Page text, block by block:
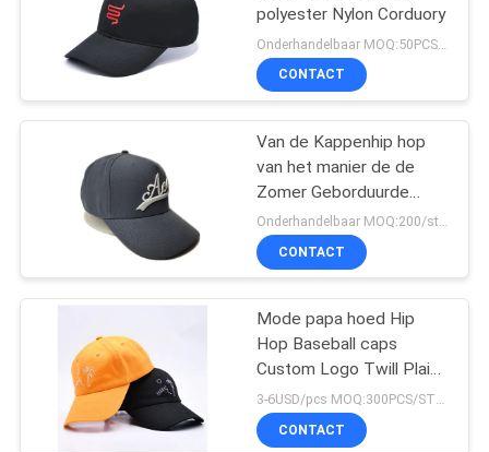
polyester Nylon Corduory
CONTACT
Van de Kappenhip hop
van het manier de de
Zomer Geborduurde
Honkbal de
Vrachtwagenchauffeurhoed
Openluchtbescherming
Onderhandelbaar MOQ:200/style
CONTACT
Mode papa hoed Hip
Hop Baseball caps
Custom Logo Twill Plain
papa cap voor mannen
en vrouwen
3-6USD/pcs MOQ:300PCS/STYLE/COLOR/SIZE
CONTACT